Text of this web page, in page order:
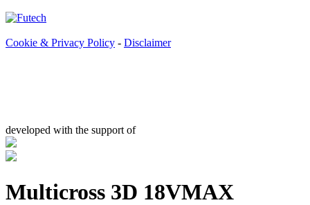
Cookie & Privacy Policy - Disclaimer
developed with the support of
Multicross 3D 18VMAX